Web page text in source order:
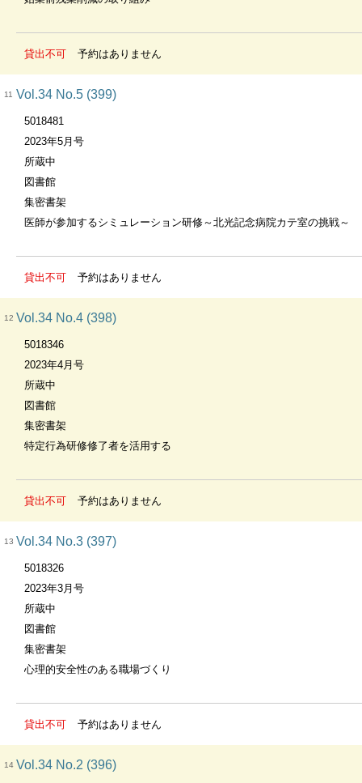
貸出不可 予約はありません
11 Vol.34 No.5 (399)
5018481
2023年5月号
所蔵中
図書館
集密書架
医師が参加するシミュレーション研修～北光記念病院カテ室の挑戦～
貸出不可 予約はありません
12 Vol.34 No.4 (398)
5018346
2023年4月号
所蔵中
図書館
集密書架
特定行為研修修了者を活用する
貸出不可 予約はありません
13 Vol.34 No.3 (397)
5018326
2023年3月号
所蔵中
図書館
集密書架
心理的安全性のある職場づくり
貸出不可 予約はありません
14 Vol.34 No.2 (396)